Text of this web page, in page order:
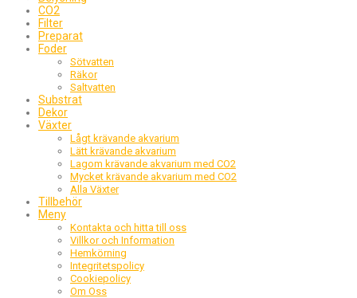
CO2
Filter
Preparat
Foder
Sötvatten
Räkor
Saltvatten
Substrat
Dekor
Växter
Lågt krävande akvarium
Lätt krävande akvarium
Lagom krävande akvarium med CO2
Mycket krävande akvarium med CO2
Alla Växter
Tillbehör
Meny
Kontakta och hitta till oss
Villkor och Information
Hemkörning
Integritetspolicy
Cookiepolicy
Om Oss